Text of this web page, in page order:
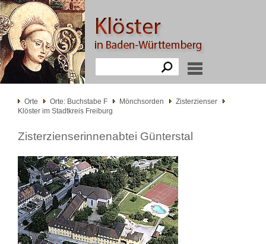
Orte Orte: Buchstabe F Mönchsorden
Zisterzienser
Klöster im Stadtkreis Freiburg
Zisterzienserinnenabtei Günterstal